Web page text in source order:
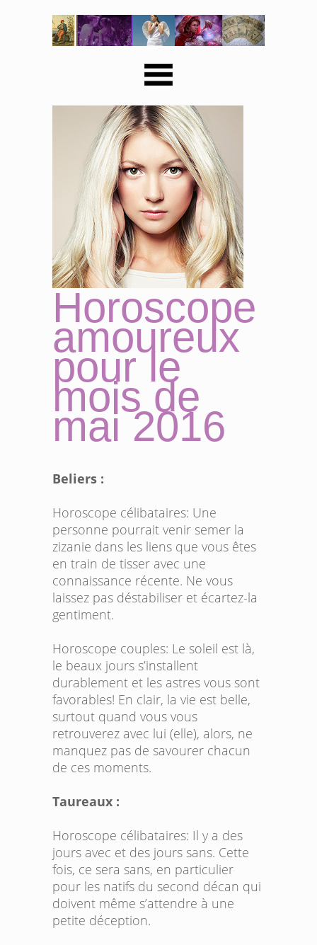
Horoscope
amoureux
pour le
mois de
mai 2016
Beliers :
Horoscope célibataires: Une
personne pourrait venir semer la
zizanie dans les liens que vous êtes
en train de tisser avec une
connaissance récente. Ne vous
laissez pas déstabiliser et écartez-la
gentiment.
Horoscope couples: Le soleil est là,
le beaux jours s’installent
durablement et les astres vous sont
favorables! En clair, la vie est belle,
surtout quand vous vous
retrouverez avec lui (elle), alors, ne
manquez pas de savourer chacun
de ces moments.
Taureaux :
Horoscope célibataires: Il y a des
jours avec et des jours sans. Cette
fois, ce sera sans, en particulier
pour les natifs du second décan qui
doivent même s’attendre à une
petite déception.